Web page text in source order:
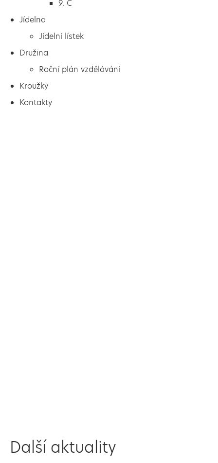
9. C
Jídelna
Jídelní lístek
Družina
Roční plán vzdělávání
Kroužky
Kontakty
Další aktuality